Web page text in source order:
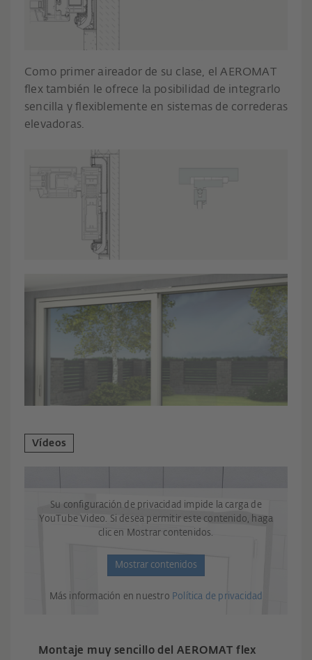
Como primer aireador de su clase, el AEROMAT
flex también le ofrece la posibilidad de integrarlo
sencilla y flexiblemente en sistemas de correderas
elevadoras.
Vídeos
Su configuración de privacidad impide la carga de
YouTube Video. Si desea permitir este contenido, haga
clic en Mostrar contenidos.
Mostrar contenidos
Más información en nuestro Política de privacidad
Montaje muy sencillo del AEROMAT flex